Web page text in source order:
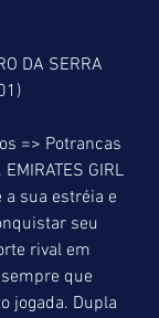
DA SERRA
=> Potrancas
GIRL
a sua estréia e
seu
rival em
sempre que
jogada. Dupla